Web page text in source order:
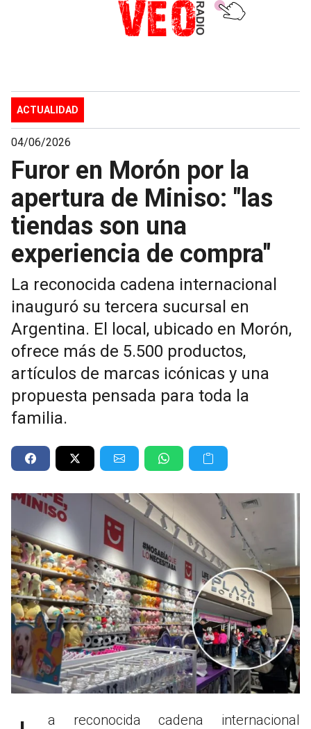
ACTUALIDAD
04/06/2026
Furor en Morón por la
apertura de Miniso: "las
tiendas son una
experiencia de compra"
La reconocida cadena internacional
inauguró su tercera sucursal en
Argentina. El local, ubicado en Morón,
ofrece más de 5.500 productos,
artículos de marcas icónicas y una
propuesta pensada para toda la
familia.
La reconocida cadena internacional